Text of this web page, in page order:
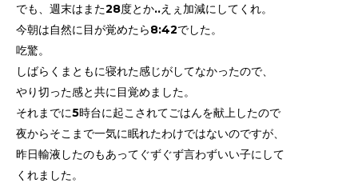
でも、週末はまた28度とか..えぇ加減にしてくれ。
今朝は自然に目が覚めたら8:42でした。
吃驚。
しばらくまともに寝れた感じがしてなかったので、
やり切った感と共に目覚めました。
それまでに5時台に起こされてごはんを献上したので
夜からそこまで一気に眠れたわけではないのですが、
昨日輸液したのもあってぐずぐず言わずいい子にして
くれました。